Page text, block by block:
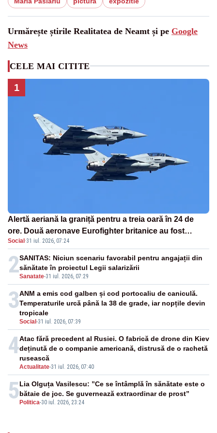
Urmărește știrile Realitatea de Neamt și pe Google
News
CELE MAI CITITE
1
Alertă aeriană la graniță pentru a treia oară în 24 de
ore. Două aeronave Eurofighter britanice au fost
ridicate de la sol
Social ·31 iul. 2026, 07:24
2Sanatate-31 iul. 2026, 07:29
SANITAS: Niciun scenariu favorabil pentru angajații din
sănătate în proiectul Legii salarizării
3
Social -31 iul. 2026, 07:39
ANM a emis cod galben și cod portocaliu de caniculă.
Temperaturile urcă până la 38 de grade, iar nopțile devin
tropicale
4
Actualitate-31 iul. 2026, 07:40
Atac fără precedent al Rusiei. O fabrică de drone din Kiev
deținută de o companie americană, distrusă de o rachetă
rusească
5 Politica-30 iul. 2026, 23:24
Lia Olguța Vasilescu: ”Ce se întâmplă în sănătate este o
bătaie de joc. Se guvernează extraordinar de prost”